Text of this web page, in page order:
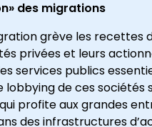
des migrations
grève les recettes
privées et leurs
services publics
de ces sociétés
profite aux grandes
des infrastructures